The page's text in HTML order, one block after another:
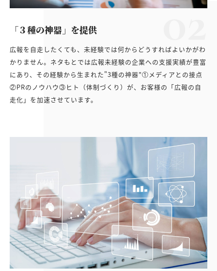
02
「３種の神器」を提供
広報を自走したくても、未経験では何からどうすればよいかがわ
かりません。ネタもとでは広報未経験の企業への支援実績が豊富
にあり、その経験から生まれた"3種の神器"①メディアとの接点
②PRのノウハウ③ヒト（体制づくり）が、お客様の「広報の自
走化」を加速させています。